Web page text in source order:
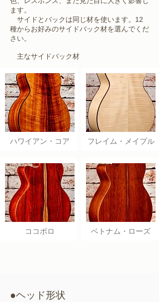
ます。
サイドとバックは同じ材を使います。12
種からお好みのサイドバック材を選んでくだ
さい。
​ 主なサイドバック材
​ハワイアン・コア
ココボロ
フレイム・メイプル
ベトナム・ローズ
●ヘッド形状